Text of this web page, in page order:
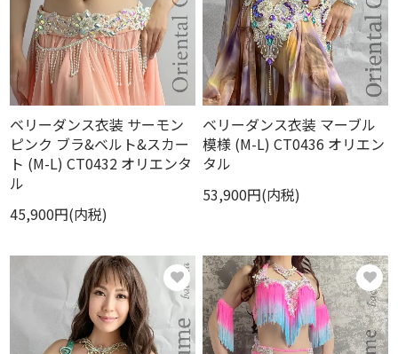
ベリーダンス衣装 サーモン
ピンク ブラ&ベルト&スカー
ト (M-L) CT0432 オリエンタ
ル
45,900円(内税)
ベリーダンス衣装 マーブル
模様 (M-L) CT0436 オリエン
タル
53,900円(内税)